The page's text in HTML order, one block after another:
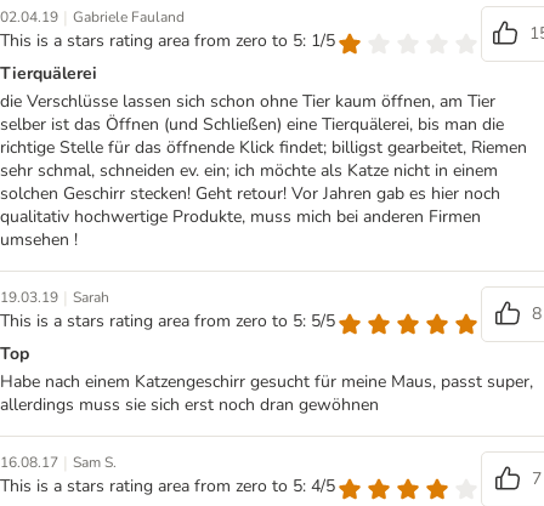
02.04.19 | Gabriele Fauland
This is a stars rating area from zero to 5: 1/5
Tierquälerei
die Verschlüsse lassen sich schon ohne Tier kaum öffnen, am Tier
selber ist das Öffnen (und Schließen) eine Tierquälerei, bis man die
richtige Stelle für das öffnende Klick findet; billigst gearbeitet, Riemen
sehr schmal, schneiden ev. ein; ich möchte als Katze nicht in einem
solchen Geschirr stecken! Geht retour! Vor Jahren gab es hier noch
qualitativ hochwertige Produkte, muss mich bei anderen Firmen
umsehen !
19.03.19 | Sarah
This is a stars rating area from zero to 5: 5/5
8
Top
Habe nach einem Katzengeschirr gesucht für meine Maus, passt super,
allerdings muss sie sich erst noch dran gewöhnen
16.08.17 | Sam S.
This is a stars rating area from zero to 5: 4/5
7